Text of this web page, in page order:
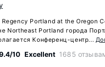
Portland at the Oregon
Northeast Portland города
Конференц-центр...
10 Excellent 1685